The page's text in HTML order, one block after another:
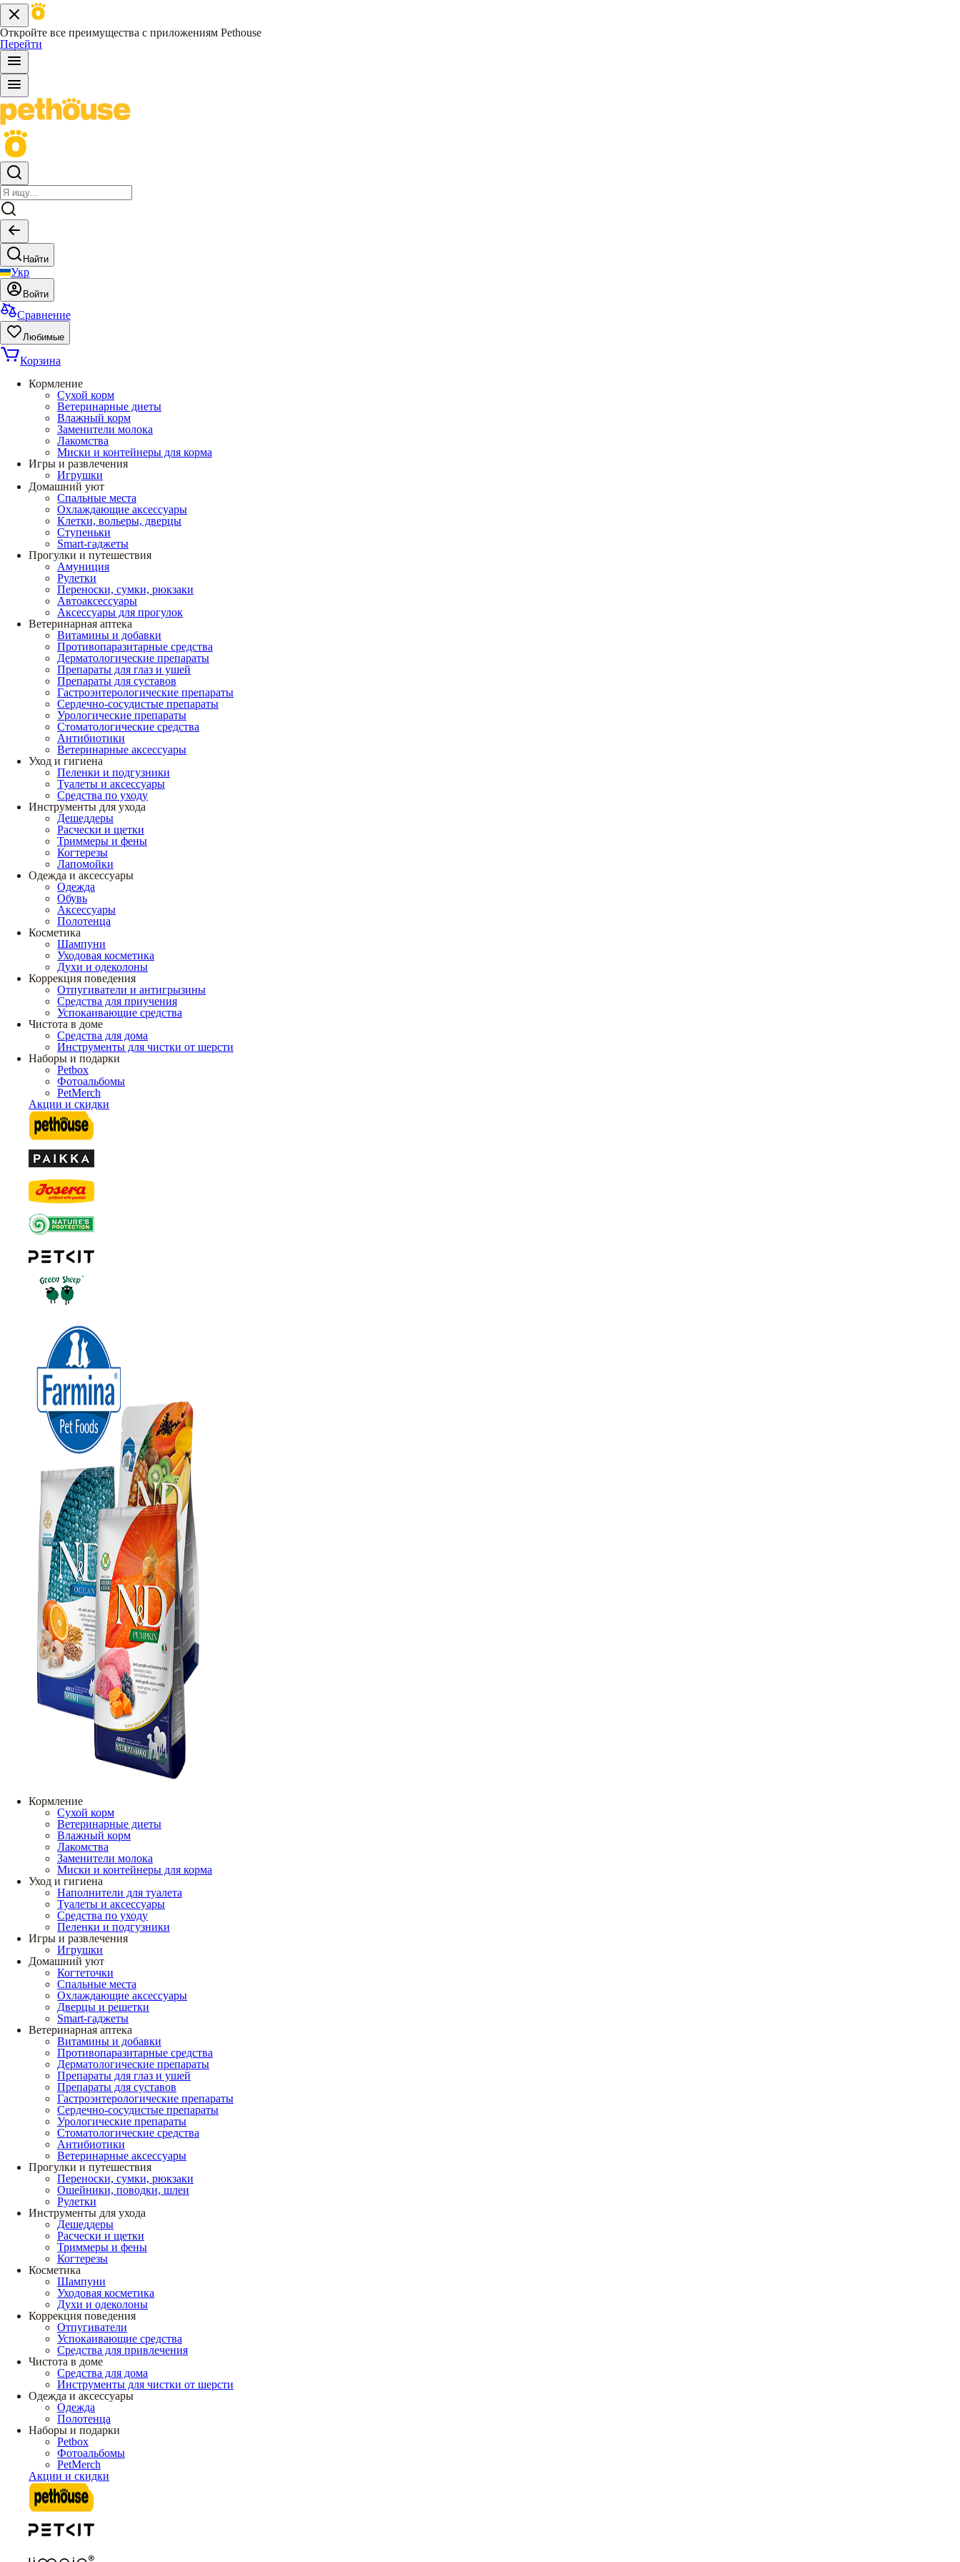
Откройте все преимущества с приложениям Pethouse
Перейти
Найти
Укр
Войти
Сравнение
Любимые
Корзина
Кормление
Сухой корм
Ветеринарные диеты
Влажный корм
Заменители молока
Лакомства
Миски и контейнеры для корма
Игры и развлечения
Игрушки
Домашний уют
Спальные места
Охлаждающие аксессуары
Клетки, вольеры, дверцы
Ступеньки
Smart-гаджеты
Прогулки и путешествия
Амуниция
Рулетки
Переноски, сумки, рюкзаки
Автоаксессуары
Аксессуары для прогулок
Ветеринарная аптека
Витамины и добавки
Противопаразитарные средства
Дерматологические препараты
Препараты для глаз и ушей
Препараты для суставов
Гастроэнтерологические препараты
Сердечно-сосудистые препараты
Урологические препараты
Стоматологические средства
Антибиотики
Ветеринарные аксессуары
Уход и гигиена
Пеленки и подгузники
Туалеты и аксессуары
Средства по уходу
Инструменты для ухода
Дешеддеры
Расчески и щетки
Триммеры и фены
Когтерезы
Лапомойки
Одежда и аксессуары
Одежда
Обувь
Аксессуары
Полотенца
Косметика
Шампуни
Уходовая косметика
Духи и одеколоны
Коррекция поведения
Отпугиватели и антигрызины
Средства для приучения
Успокаивающие средства
Чистота в доме
Средства для дома
Инструменты для чистки от шерсти
Наборы и подарки
Petbox
Фотоальбомы
PetMerch
Акции и скидки
Кормление
Сухой корм
Ветеринарные диеты
Влажный корм
Лакомства
Заменители молока
Миски и контейнеры для корма
Уход и гигиена
Наполнители для туалета
Туалеты и аксессуары
Средства по уходу
Пеленки и подгузники
Игры и развлечения
Игрушки
Домашний уют
Когтеточки
Спальные места
Охлаждающие аксессуары
Дверцы и решетки
Smart-гаджеты
Ветеринарная аптека
Витамины и добавки
Противопаразитарные средства
Дерматологические препараты
Препараты для глаз и ушей
Препараты для суставов
Гастроэнтерологические препараты
Сердечно-сосудистые препараты
Урологические препараты
Стоматологические средства
Антибиотики
Ветеринарные аксессуары
Прогулки и путешествия
Переноски, сумки, рюкзаки
Ошейники, поводки, шлеи
Рулетки
Инструменты для ухода
Дешеддеры
Расчески и щетки
Триммеры и фены
Когтерезы
Косметика
Шампуни
Уходовая косметика
Духи и одеколоны
Коррекция поведения
Отпугиватели
Успокаивающие средства
Средства для привлечения
Чистота в доме
Средства для дома
Инструменты для чистки от шерсти
Одежда и аксессуары
Одежда
Полотенца
Наборы и подарки
Petbox
Фотоальбомы
PetMerch
Акции и скидки